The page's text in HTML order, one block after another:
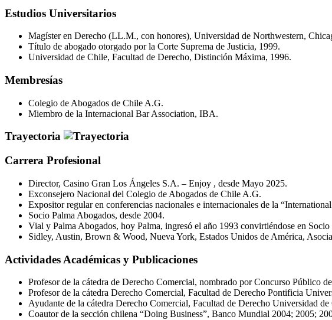
Estudios Universitarios
Magíster en Derecho (LL.M., con honores), Universidad de Northwestern,
Título de abogado otorgado por la Corte Suprema de Justicia, 1999.
Universidad de Chile, Facultad de Derecho, Distinción Máxima, 1996.
Membresías
Colegio de Abogados de Chile A.G.
Miembro de la Internacional Bar Association, IBA.
Trayectoria
Carrera Profesional
Director, Casino Gran Los Ángeles S.A. – Enjoy , desde Mayo 2025.
Exconsejero Nacional del Colegio de Abogados de Chile A.G.
Expositor regular en conferencias nacionales e internacionales de la
Socio Palma Abogados, desde 2004.
Vial y Palma Abogados, hoy Palma, ingresó el año 1993 convirtiéndose en Socio
Sidley, Austin, Brown & Wood, Nueva York, Estados Unidos de América,
Actividades Académicas y Publicaciones
Profesor de la cátedra de Derecho Comercial, nombrado por Concurso Público
Profesor de la cátedra Derecho Comercial, Facultad de Derecho Pontificia
Ayudante de la cátedra Derecho Comercial, Facultad de Derecho Universidad
Coautor de la sección chilena “Doing Business”, Banco Mundial 2004; 2005;